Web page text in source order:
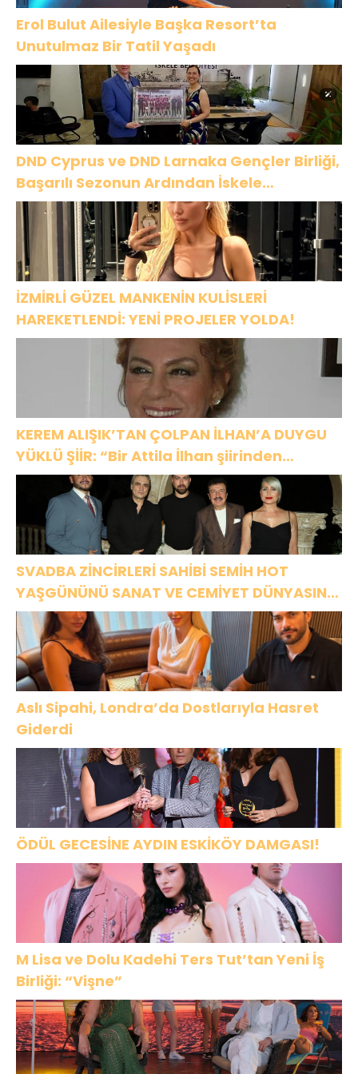
Erol Bulut Ailesiyle Başka Resort’ta
Unutulmaz Bir Tatil Yaşadı
DND Cyprus ve DND Larnaka Gençler Birliği,
Başarılı Sezonun Ardından İskele
Belediyesi’nde Bir Araya Geldi
İZMİRLİ GÜZEL MANKENİN KULİSLERİ
HAREKETLENDİ: YENİ PROJELER YOLDA!
KEREM ALIŞIK’TAN ÇOLPAN İLHAN’A DUYGU
YÜKLÜ ŞİİR: “Bir Attila İlhan şiirinden
çıkmıştı sanki”
SVADBA ZİNCİRLERİ SAHİBİ SEMİH HOT
YAŞGÜNÜNÜ SANAT VE CEMİYET DÜNYASININ
ÜNLÜ İSİMLERİYLE KUTLADI!
Aslı Sipahi, Londra’da Dostlarıyla Hasret
Giderdi
ÖDÜL GECESİNE AYDIN ESKİKÖY DAMGASI!
M Lisa ve Dolu Kadehi Ters Tut’tan Yeni İş
Birliği: “Vişne”